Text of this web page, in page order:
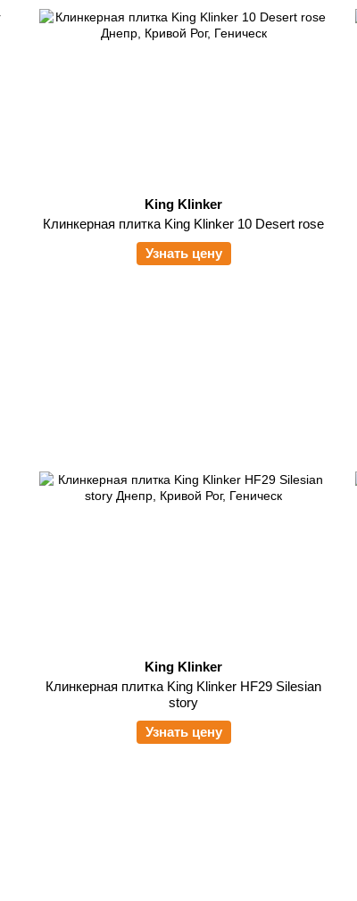
King Klinker
Клинкерная плитка King Klinker 10 Desert rose
Узнать цену
King Klinker
Клинкерная плитка King Klinker HF29 Silesian
story
Узнать цену